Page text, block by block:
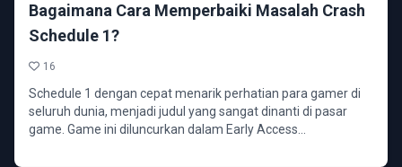
Bagaimana Cara Memperbaiki Masalah Crash
Schedule 1?
16
Schedule 1 dengan cepat menarik perhatian para gamer di
seluruh dunia, menjadi judul yang sangat dinanti di pasar
game. Game ini diluncurkan dalam Early Access...